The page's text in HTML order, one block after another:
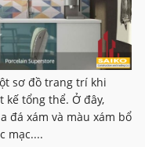
sơ đồ trang trí khi
tổng thể. Ở đây,
đá xám và màu xám bổ
mạc....